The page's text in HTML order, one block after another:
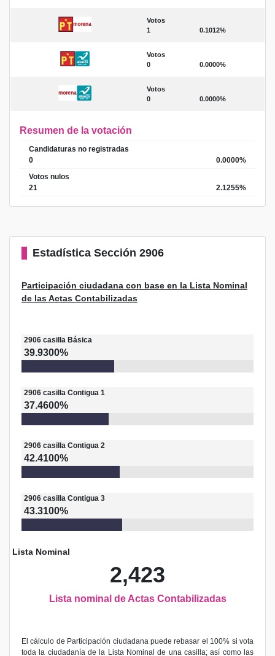
Votos
1
0.1012%
Votos
0
0.0000%
Votos
0
0.0000%
Resumen de la votación
Candidaturas no registradas
0
0.0000%
Votos nulos
21
2.1255%
Estadística Sección 2906
Participación ciudadana con base en la Lista Nominal
de las Actas Contabilizadas
2906 casilla Básica
39.9300%
2906 casilla Contigua 1
37.4600%
2906 casilla Contigua 2
42.4100%
2906 casilla Contigua 3
43.3100%
Lista Nominal
2,423
Lista nominal de Actas Contabilizadas
El cálculo de Participación ciudadana puede rebasar el 100% si vota
toda la ciudadanía de la Lista Nominal de una casilla; así como las